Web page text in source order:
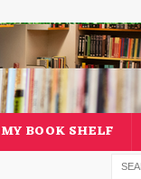
MY BOOK SHELF